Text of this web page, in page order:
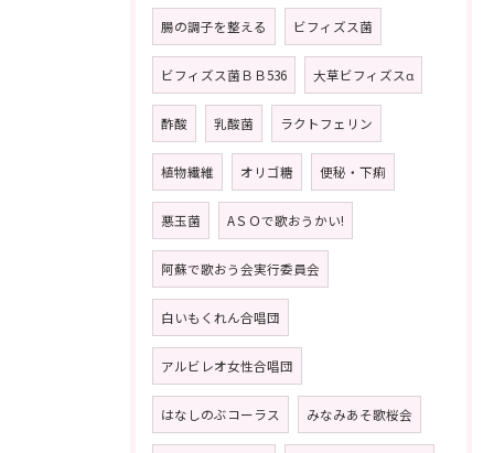
腸の調子を整える ビフィズス菌
ビフィズス菌ＢＢ536 大草ビフィズスα
酢酸 乳酸菌 ラクトフェリン
植物繊維 オリゴ糖 便秘・下痢
悪玉菌 AＳＯで歌おうかい!
阿蘇で歌おう会実行委員会
白いもくれん合唱団
アルビレオ女性合唱団
はなしのぶコーラス みなみあそ歌桜会